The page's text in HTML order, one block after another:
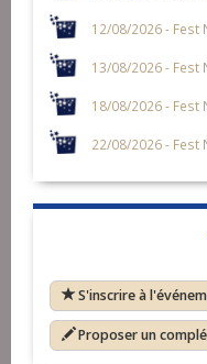
12/08/2026 - Fest
13/08/2026 - Fest
18/08/2026 - Fest
22/08/2026 - Fest
S'inscrire à
Proposer un